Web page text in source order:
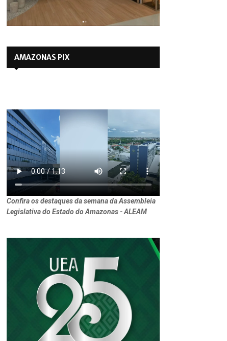
AMAZONAS PIX
Confira os destaques da semana da Assembleia
Legislativa do Estado do Amazonas - ALEAM